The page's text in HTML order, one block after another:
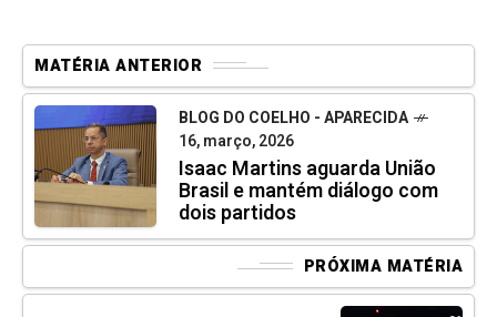
MATÉRIA ANTERIOR
BLOG DO COELHO - APARECIDA
16, março, 2026
Isaac Martins aguarda União
Brasil e mantém diálogo com
dois partidos
PRÓXIMA MATÉRIA